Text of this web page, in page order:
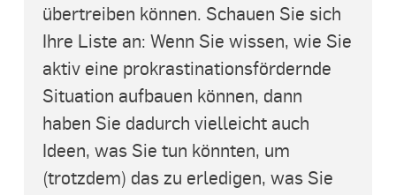
übertreiben können. Schauen Sie sich
Ihre Liste an: Wenn Sie wissen, wie Sie
aktiv eine prokrastinationsfördernde
Situation aufbauen können, dann
haben Sie dadurch vielleicht auch
Ideen, was Sie tun könnten, um
(trotzdem) das zu erledigen, was Sie